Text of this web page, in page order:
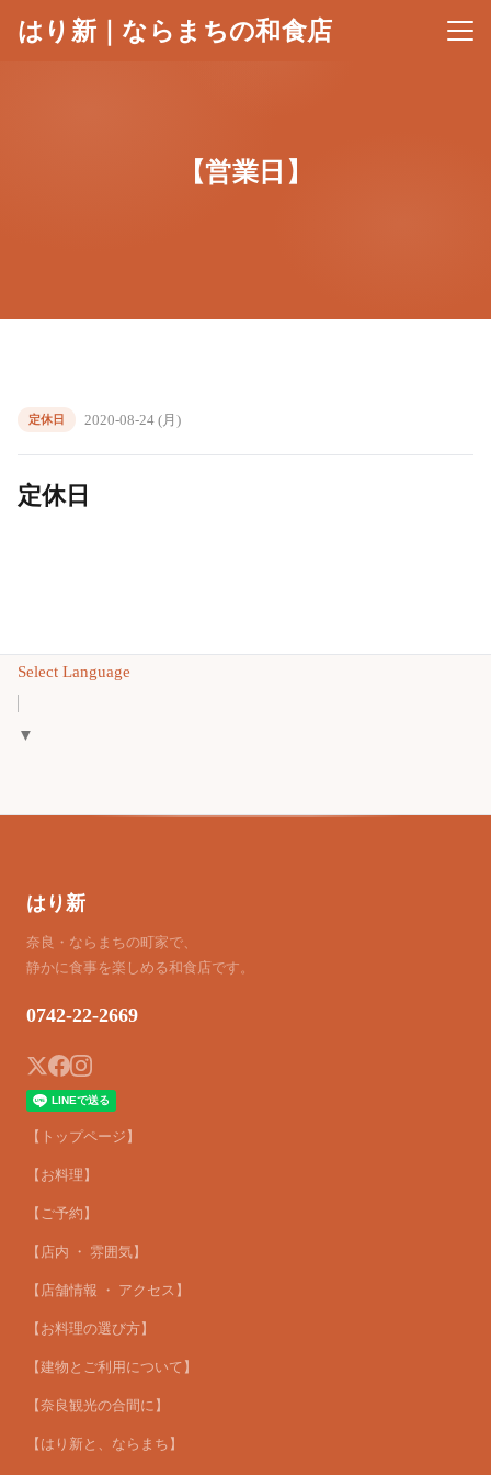
はり新｜ならまちの和食店 メニ
【営業日】
定休日 2020-08-24 (月)
定休日
Select Language
▼
はり新
奈良・ならまちの町家で、
静かに食事を楽しめる和食店です。
0742-22-2669
【トップページ】
【お料理】
【ご予約】
【店内 ・ 雰囲気】
【店舗情報 ・ アクセス】
【お料理の選び方】
【建物とご利用について】
【奈良観光の合間に】
【はり新と、ならまち】